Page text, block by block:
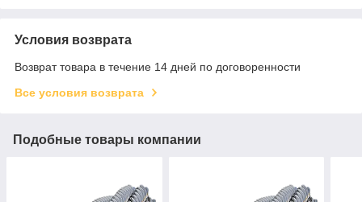
Условия возврата
Возврат товара в течение 14 дней по договоренности
Все условия возврата
Подобные товары компании